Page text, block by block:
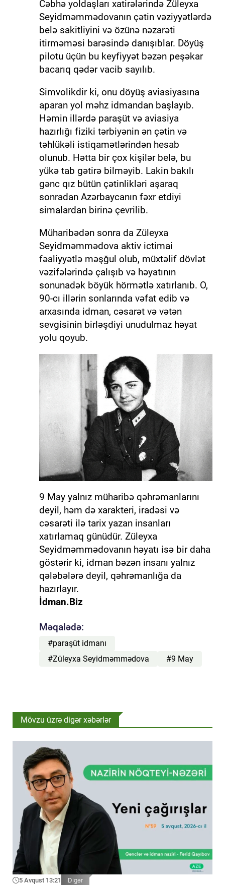
Cəbhə yoldaşları xatirələrində Züleyxa
Seyidməmmədovanın çətin vəziyyətlərdə
belə sakitliyini və özünə nəzarəti
itirməməsi barəsində danışıblar. Döyüş
pilotu üçün bu keyfiyyət bəzən peşəkar
bacarıq qədər vacib sayılıb.
Simvolikdir ki, onu döyüş aviasiyasına
aparan yol məhz idmandan başlayıb.
Həmin illərdə paraşüt və aviasiya
hazırlığı fiziki tərbiyənin ən çətin və
təhlükəli istiqamətlərindən hesab
olunub. Hətta bir çox kişilər belə, bu
yükə tab gətirə bilməyib. Lakin bakılı
gənc qız bütün çətinlikləri aşaraq
sonradan Azərbaycanın fəxr etdiyi
simalardan birinə çevrilib.
Müharibədən sonra da Züleyxa
Seyidməmmədova aktiv ictimai
fəaliyyətlə məşğul olub, müxtəlif dövlət
vəzifələrində çalışıb və həyatının
sonunadək böyük hörmətlə xatırlanıb. O,
90-cı illərin sonlarında vəfat edib və
arxasında idman, cəsarət və vətən
sevgisinin birləşdiyi unudulmaz həyat
yolu qoyub.
9 May yalnız müharibə qəhrəmanlarını
deyil, həm də xarakteri, iradəsi və
cəsarəti ilə tarix yazan insanları
xatırlamaq günüdür. Züleyxa
Seyidməmmədovanın həyatı isə bir daha
göstərir ki, idman bəzən insanı yalnız
qələbələrə deyil, qəhrəmanlığa da
hazırlayır.
İdman.Biz
Məqalədə:
#paraşüt idmanı
#Züleyxa Seyidməmmədova
#9 May
Mövzu üzrə digər xəbərlər
5 Avqust 13:21 Digər